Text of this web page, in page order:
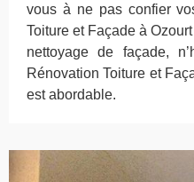
vous à ne pas confier
Toiture et Façade à
nettoyage de façade,
Rénovation Toiture et
est abordable.